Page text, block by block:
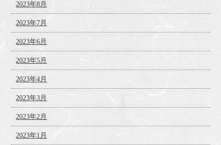
2023年8月
2023年7月
2023年6月
2023年5月
2023年4月
2023年3月
2023年2月
2023年1月